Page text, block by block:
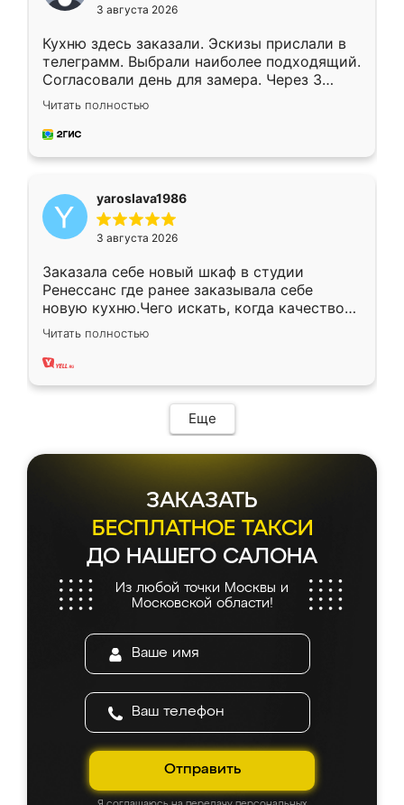
3 августа 2026
Кухню здесь заказали. Эскизы прислали в
телеграмм. Выбрали наиболее подходящий.
Согласовали день для замера. Через 3
недели кухня была уже готова. Остались
довольны работой. Спасибо Ренессанс
мебель за качественную работу!
Читать полностью
yaroslava1986
3 августа 2026
Заказала себе новый шкаф в студии
Ренессанс где ранее заказывала себе
новую кухню.Чего искать, когда качеством
вполне довольна. Служит кухня уже почти
два года, нареканий нет.
Читать полностью
Еще
ЗАКАЗАТЬ
БЕСПЛАТНОЕ ТАКСИ
ДО НАШЕГО САЛОНА
Из любой точки Москвы и
Московской области!
Отправить